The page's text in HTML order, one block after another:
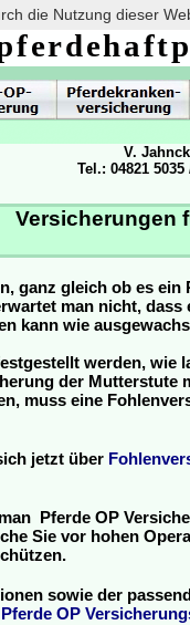
die Nutzung dieser
Versicherungen
ganz gleich ob es ein
man nicht, dass
kann wie
werden, wie
der Mutterstute
muss eine
jetzt über
Pferde OP
Sie vor hohen
sowie der
Pferde OP
V.
Tel.: 04821